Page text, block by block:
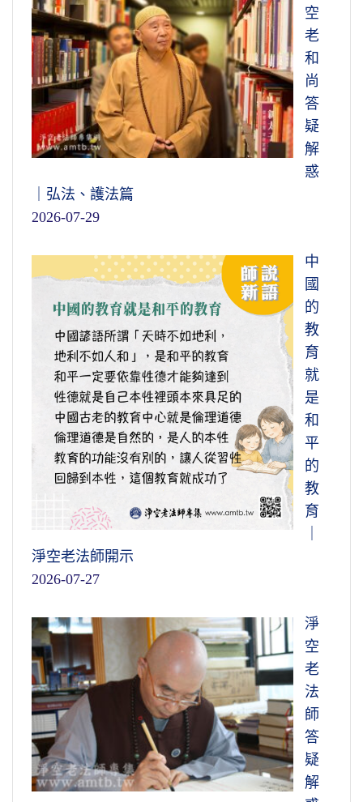
空
老
和
尚
答
疑
解
惑
｜弘法、護法篇
2026-07-29
中
國
的
教
育
就
是
和
平
的
教
育
淨空老法師開示
2026-07-27
淨
空
老
法
師
答
疑
解